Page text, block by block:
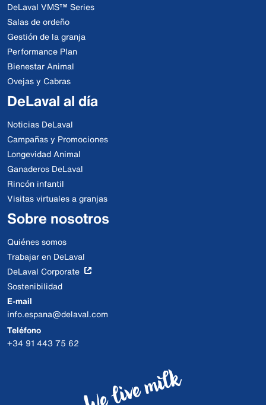
DeLaval VMS™ Series
Salas de ordeño
Gestión de la granja
Performance Plan
Bienestar Animal
Ovejas y Cabras
DeLaval al día
Noticias DeLaval
Campañas y Promociones
Longevidad Animal
Ganaderos DeLaval
Rincón infantil
Visitas virtuales a granjas
Sobre nosotros
Quiénes somos
Trabajar en DeLaval
DeLaval Corporate
Sostenibilidad
E-mail
info.espana@delaval.com
Teléfono
+34 91 443 75 62